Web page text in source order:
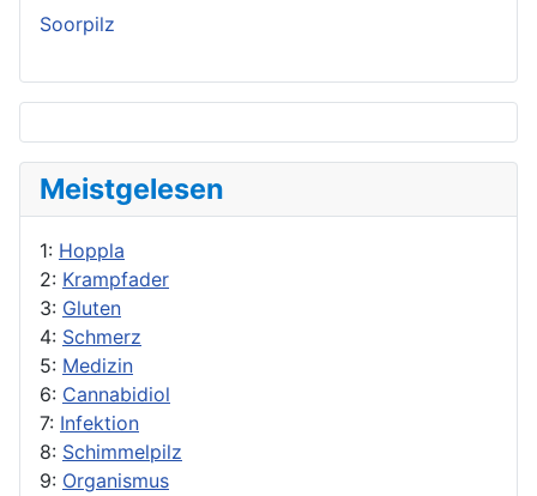
Soorpilz
Meistgelesen
1: Hoppla
2: Krampfader
3: Gluten
4: Schmerz
5: Medizin
6: Cannabidiol
7: Infektion
8: Schimmelpilz
9: Organismus